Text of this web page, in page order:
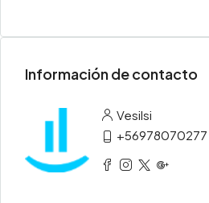
Información de contacto
Vesilsi
+56978070277